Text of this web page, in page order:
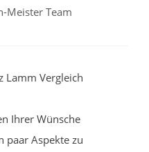
Meister Team
Lamm Vergleich
Ihrer Wünsche
paar Aspekte zu